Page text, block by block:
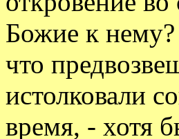
Божие к
что
истолковали
время, - хотя